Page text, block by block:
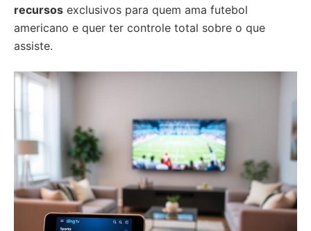
recursos exclusivos para quem ama futebol
americano e quer ter controle total sobre o que
assiste.